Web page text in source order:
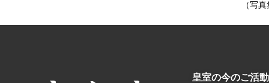
（写
皇室の今のご活